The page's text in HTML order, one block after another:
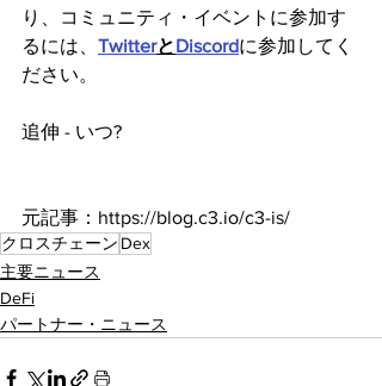
り、コミュニティ・イベントに参加す
るには、 TwitterとDiscordに参加してく
ださい。
追伸 - いつ?
元記事：https://blog.c3.io/c3-is/
クロスチェーン Dex
主要ニュース
DeFi
パートナー・ニュース